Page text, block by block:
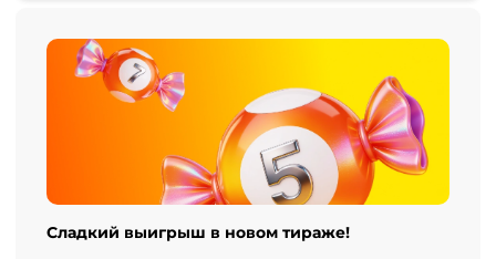
Сладкий выигрыш в новом тираже!